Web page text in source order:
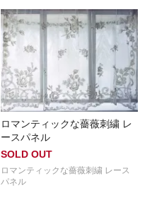
ロマンティックな薔薇刺繍 レ
ースパネル
SOLD OUT
ロマンティックな薔薇刺繍 レース
パネル